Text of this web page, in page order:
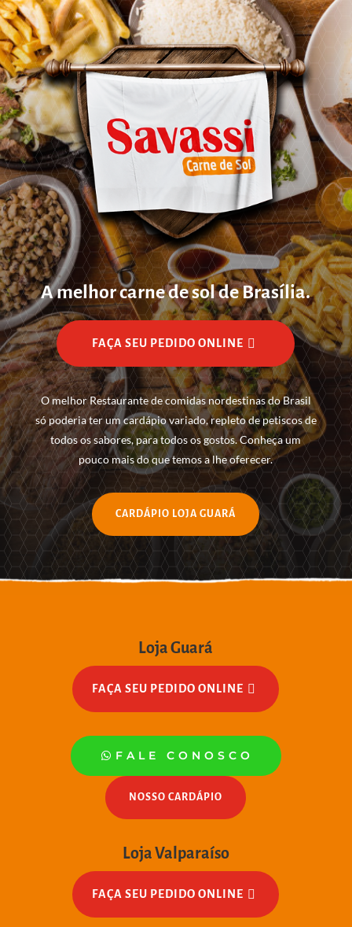
A melhor carne de sol de Brasília.
FAÇA SEU PEDIDO ONLINE
O melhor Restaurante de comidas nordestinas do Brasil
só poderia ter um cardápio variado, repleto de petiscos de
todos os sabores, para todos os gostos. Conheça um
pouco mais do que temos a lhe oferecer.
CARDÁPIO LOJA GUARÁ
Loja Guará
FAÇA SEU PEDIDO ONLINE
FALE CONOSCO
NOSSO CARDÁPIO
Loja Valparaíso
FAÇA SEU PEDIDO ONLINE